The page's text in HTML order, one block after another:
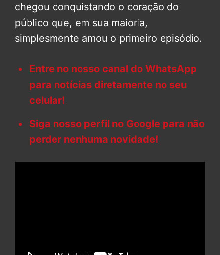
chegou conquistando o coração do
público que, em sua maioria,
simplesmente amou o primeiro episódio.
Entre no nosso canal do WhatsApp
para notícias diretamente no seu
celular!
Siga nosso perfil no Google para não
perder nenhuma novidade!